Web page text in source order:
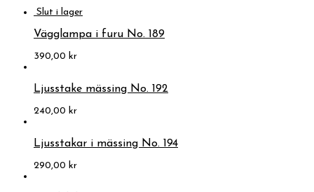
Vägglampa i furu No. 189
390,00 kr
Ljusstake mässing No. 192
240,00 kr
Ljusstakar i mässing No. 194
290,00 kr